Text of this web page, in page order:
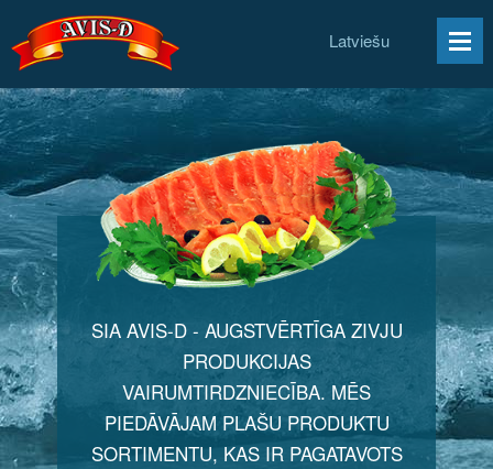
Latviešu
SIA AVIS-D - AUGSTVĒRTĪGA ZIVJU
PRODUKCIJAS
VAIRUMTIRDZNIECĪBA. MĒS
PIEDĀVĀJAM PLAŠU PRODUKTU
SORTIMENTU, KAS IR PAGATAVOTS